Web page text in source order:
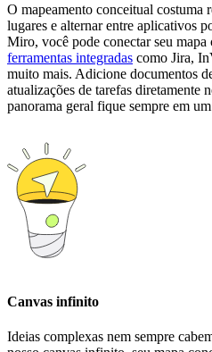
O mapeamento conceitual costuma
lugares e alternar entre aplicativos
Miro, você pode conectar seu mapa
ferramentas integradas como Jira,
muito mais. Adicione documentos
atualizações de tarefas diretamente
panorama geral fique sempre em
Canvas infinito
Ideias complexas nem sempre